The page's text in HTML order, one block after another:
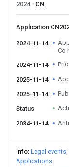
2024
CN
Application
2024-11-14
Co
2024-11-14
2025-11-14
2025-11-14
Status
2034-11-14
Info Legal events
Applications